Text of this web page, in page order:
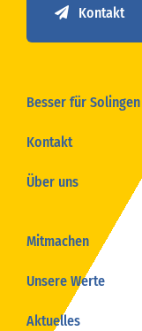
Kontakt
Besser für Solingen
Kontakt
Über uns
Mitmachen
Unsere Werte
Aktuelles